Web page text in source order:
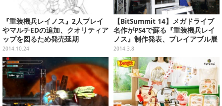
『重装機兵レイノス』2人プレイ
やマルチEDの追加、クオリティア
ップを図るため発売延期
2014.10.24
【BitSummit 14】メガドライブ
名作がPS4で蘇る『重装機兵レイ
ノス』制作発表、プレイアブル展
示も
2014.3.8